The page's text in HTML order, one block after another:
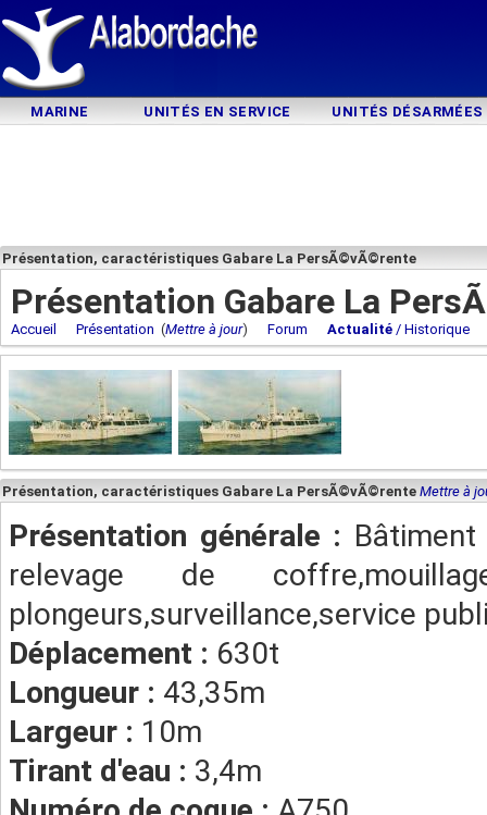
MARINE UNITÉS EN SERVICE UNITÉS DÉSARMÉES
Présentation, caractéristiques Gabare La PersÃ©vÃ©rente
Présentation Gabare La
Accueil Présentation (Mettre à jour) Forum Actualité / Historique
Présentation, caractéristiques Gabare La PersÃ©vÃ©rente Mettre à
Présentation générale :
relevage de
plongeurs,surveillance,service
Déplacement : 630t
Longueur : 43,35m
Largeur : 10m
Tirant d'eau : 3,4m